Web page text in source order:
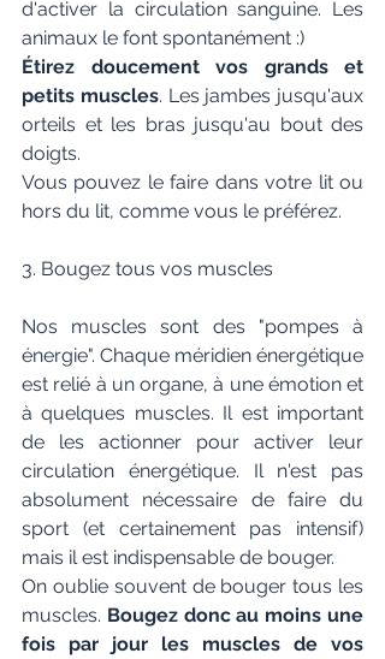
d'activer la circulation sanguine. Les
animaux le font spontanément :)
Étirez doucement vos grands et
petits muscles. Les jambes jusqu'aux
orteils et les bras jusqu'au bout des
doigts.
Vous pouvez le faire dans votre lit ou
hors du lit, comme vous le préférez.
3. Bougez tous vos muscles
Nos muscles sont des "pompes à
énergie". Chaque méridien énergétique
est relié à un organe, à une émotion et
à quelques muscles. Il est important
de les actionner pour activer leur
circulation énergétique. Il n'est pas
absolument nécessaire de faire du
sport (et certainement pas intensif)
mais il est indispensable de bouger.
On oublie souvent de bouger tous les
muscles. Bougez donc au moins une
fois par jour les muscles de vos